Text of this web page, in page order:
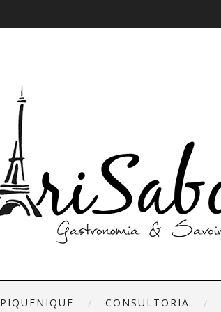
PIQUENIQUE CONSULTORIA